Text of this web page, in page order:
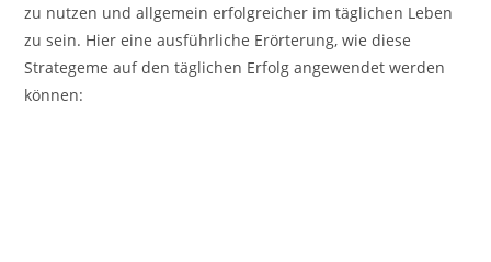
zu nutzen und allgemein erfolgreicher im täglichen Leben
zu sein. Hier eine ausführliche Erörterung, wie diese
Strategeme auf den täglichen Erfolg angewendet werden
können: